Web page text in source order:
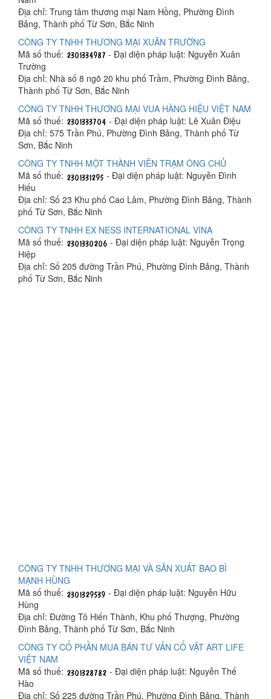
Địa chỉ: Trung tâm thương mại Nam Hồng, Phường Đình
Bảng, Thành phố Từ Sơn, Bắc Ninh
CÔNG TY TNHH THƯƠNG MẠI XUÂN TRƯỜNG
Mã số thuế:
- Đại diện pháp luật: Nguyễn Xuân
Trường
Địa chỉ: Nhà số 8 ngõ 20 khu phố Trầm, Phường Đình Bảng,
Thành phố Từ Sơn, Bắc Ninh
CÔNG TY TNHH THƯƠNG MẠI VUA HÀNG HIỆU VIỆT NAM
Mã số thuế:
- Đại diện pháp luật: Lê Xuân Điệu
Địa chỉ: 575 Trần Phú, Phường Đình Bảng, Thành phố Từ
Sơn, Bắc Ninh
CÔNG TY TNHH MỘT THÀNH VIÊN TRẠM ÔNG CHỦ
Mã số thuế:
- Đại diện pháp luật: Nguyễn Đình
Hiếu
Địa chỉ: Số 23 Khu phố Cao Lâm, Phường Đình Bảng, Thành
phố Từ Sơn, Bắc Ninh
CÔNG TY TNHH EX NESS INTERNATIONAL VINA
Mã số thuế:
- Đại diện pháp luật: Nguyễn Trọng
Hiệp
Địa chỉ: Số 205 đường Trần Phú, Phường Đình Bảng, Thành
phố Từ Sơn, Bắc Ninh
CÔNG TY TNHH THƯƠNG MẠI VÀ SẢN XUẤT BAO BÌ
MẠNH HÙNG
Mã số thuế:
- Đại diện pháp luật: Nguyễn Hữu
Hùng
Địa chỉ: Đường Tô Hiến Thành, Khu phố Thượng, Phường
Đình Bảng, Thành phố Từ Sơn, Bắc Ninh
CÔNG TY CỔ PHẦN MUA BÁN TƯ VẤN CỔ VẬT ART LIFE
VIỆT NAM
Mã số thuế:
- Đại diện pháp luật: Nguyễn Thế
Hào
Địa chỉ: Số 225 đường Trần Phú, Phường Đình Bảng, Thành